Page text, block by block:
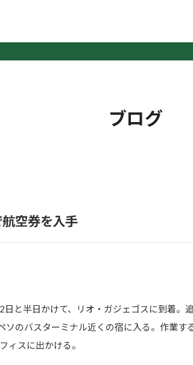
ブログ
航空券を入手
と半日かけて、リオ・ガジェゴスに到着。
ソのバスターミナル近くの宿に入る。作業
ィスに出かける。